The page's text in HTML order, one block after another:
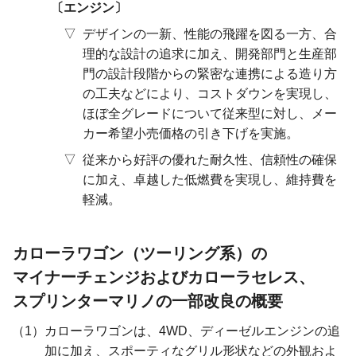
エンジン
デザインの一新、性能の飛躍を図る一方、合
理的な設計の追求に加え、開発部門と生産部
門の設計段階からの緊密な連携による造り方
の工夫などにより、コストダウンを実現し、
ほぼ全グレードについて従来型に対し、メー
カー希望小売価格の引き下げを実施。
従来から好評の優れた耐久性、信頼性の確保
に加え、卓越した低燃費を実現し、維持費を
軽減。
カローラワゴン（ツーリング系）の
マイナーチェンジおよびカローラセレス、
スプリンターマリノの一部改良の概要
カローラワゴンは、4WD、ディーゼルエンジンの追
加に加え、スポーティなグリル形状などの外観およ